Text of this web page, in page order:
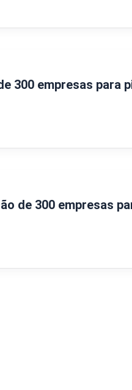
300 empresas para
de 300 empresas